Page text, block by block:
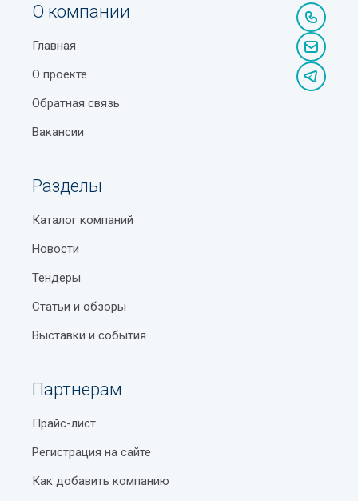
О компании
Главная
О проекте
Обратная связь
Вакансии
Разделы
Каталог компаний
Новости
Тендеры
Статьи и обзоры
Выставки и события
Партнерам
Прайс-лист
Регистрация на сайте
Как добавить компанию